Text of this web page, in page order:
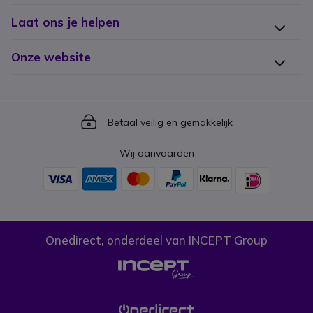
Laat ons je helpen
Onze website
Icon
Betaal veilig en gemakkelijk
Wij aanvaarden
Onedirect, onderdeel van INCEPT Group